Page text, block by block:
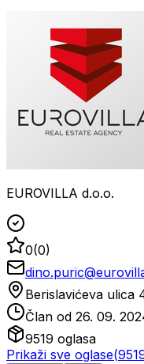
EUROVILLA d.o.o.
0(0)
Berislavićeva ulica
Član od 26. 09.
9519 oglasa
Prikaži sve oglase(